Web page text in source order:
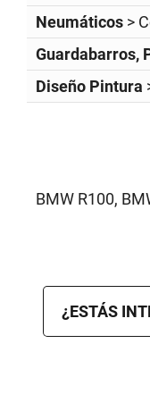
Neumáticos >
Guardabarros,
Diseño Pintura
BMW R100,
¿ESTÁS